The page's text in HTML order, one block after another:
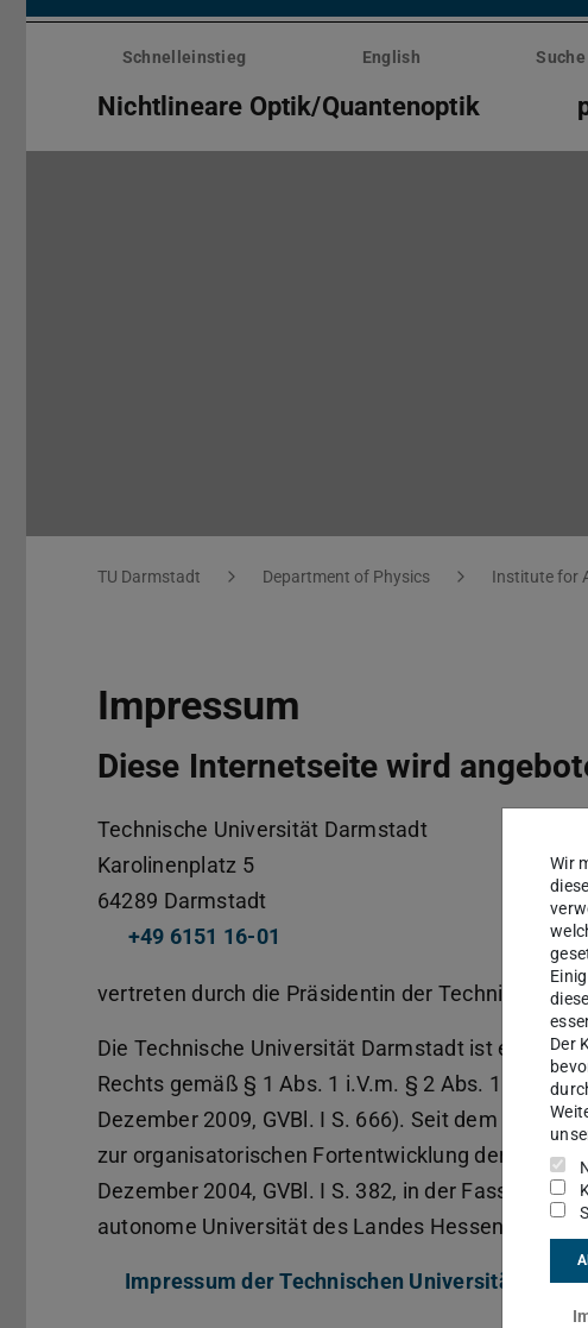
Menü
überspringenSchnelleinstieg English Suche
Nichtlineare Optik/Quantenoptik
Sie befinden sich hier:
TU Darmstadt Department of Physics Institute for
Impressum
Diese Internetseite wird
Technische Universität Darmstadt
Karolinenplatz 5
64289 Darmstadt
+49 6151 16-01
vertreten durch die Präsidentin der Technischen
Die Technische Universität Darmstadt ist eine
Rechts gemäß § 1 Abs. 1 i.V.m. § 2 Abs. 1 Nr. 1
Dezember 2009, GVBl. I S. 666). Seit dem In-
zur organisatorischen Fortentwicklung der
Dezember 2004, GVBl. I S. 382, in der Fassung
autonome Universität des Landes Hessen.
Impressum der Technischen Universität
Wir
Der